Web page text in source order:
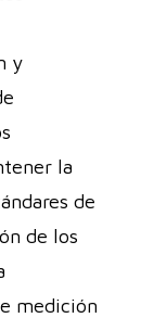
y
la
de
de los
medición